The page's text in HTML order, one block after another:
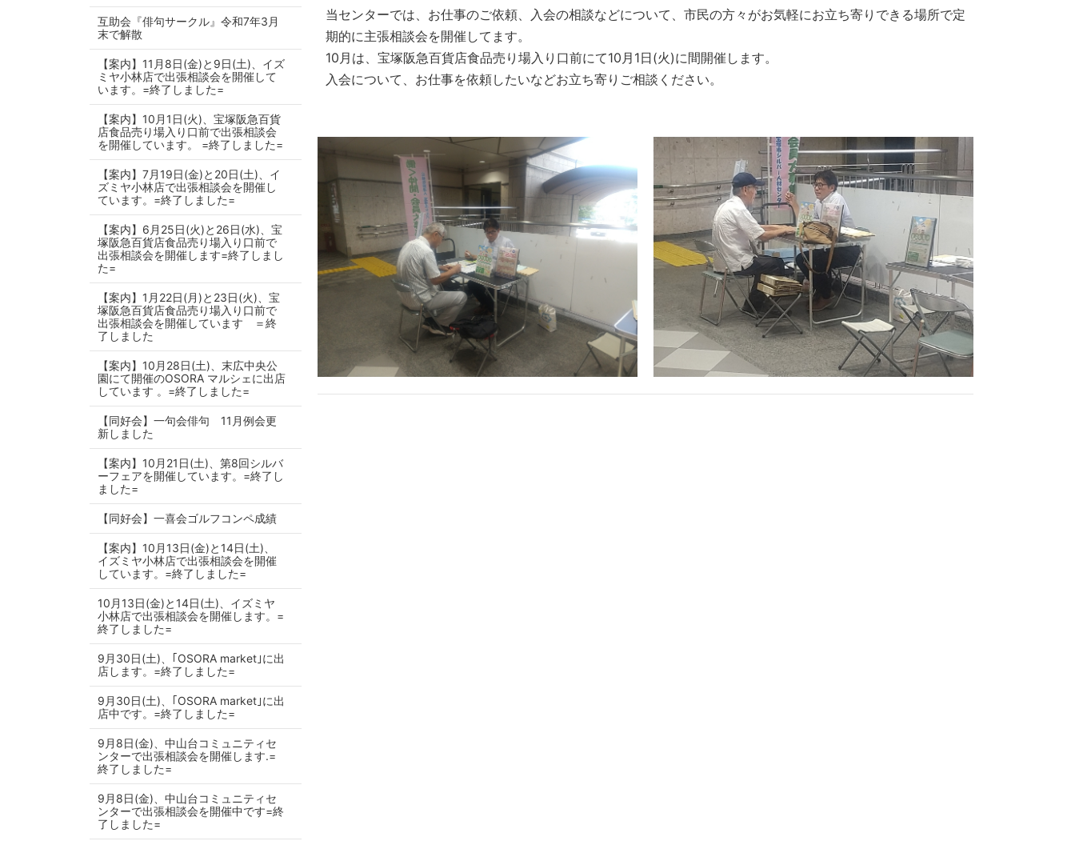
互助会『俳句サークル』令和7年3月
末で解散
【案内】11月8日(金)と9日(土)、イズ
ミヤ小林店で出張相談会を開催して
います。=終了しました=
【案内】10月1日(火)、宝塚阪急百貨
店食品売り場入り口前で出張相談会
を開催しています。 =終了しました=
【案内】7月19日(金)と20日(土)、イ
ズミヤ小林店で出張相談会を開催し
ています。=終了しました=
【案内】6月25日(火)と26日(水)、宝
塚阪急百貨店食品売り場入り口前で
出張相談会を開催します=終了しまし
た=
【案内】1月22日(月)と23日(火)、宝
塚阪急百貨店食品売り場入り口前で
出張相談会を開催しています ＝終
了しました
【案内】10月28日(土)、末広中央公
園にて開催のOSORA マルシェに出店
しています 。=終了しました=
【同好会】一句会俳句 11月例会更
新しました
【案内】10月21日(土)、第8回シルバ
ーフェアを開催しています。=終了し
ました=
【同好会】一喜会ゴルフコンペ成績
【案内】10月13日(金)と14日(土)、
イズミヤ小林店で出張相談会を開催
しています。=終了しました=
10月13日(金)と14日(土)、イズミヤ
小林店で出張相談会を開催します。=
終了しました=
9月30日(土)、｢OSORA market｣に出
店します。=終了しました=
9月30日(土)、｢OSORA market｣に出
店中です。=終了しました=
9月8日(金)、中山台コミュニティセ
ンターで出張相談会を開催します.=
終了しました=
9月8日(金)、中山台コミュニティセ
ンターで出張相談会を開催中です=終
了しました=
当センターでは、お仕事のご依頼、入会の相談などについて、市民の方々がお気軽にお立ち寄りできる場所で定
期的に主張相談会を開催してます。
10月は、宝塚阪急百貨店食品売り場入り口前にて10月1日(火)に間開催します。
入会について、お仕事を依頼したいなどお立ち寄りご相談ください。